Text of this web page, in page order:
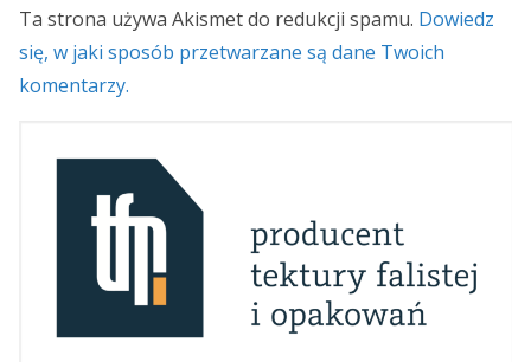
Ta strona używa Akismet do redukcji spamu. Dowiedz
się, w jaki sposób przetwarzane są dane Twoich
komentarzy.